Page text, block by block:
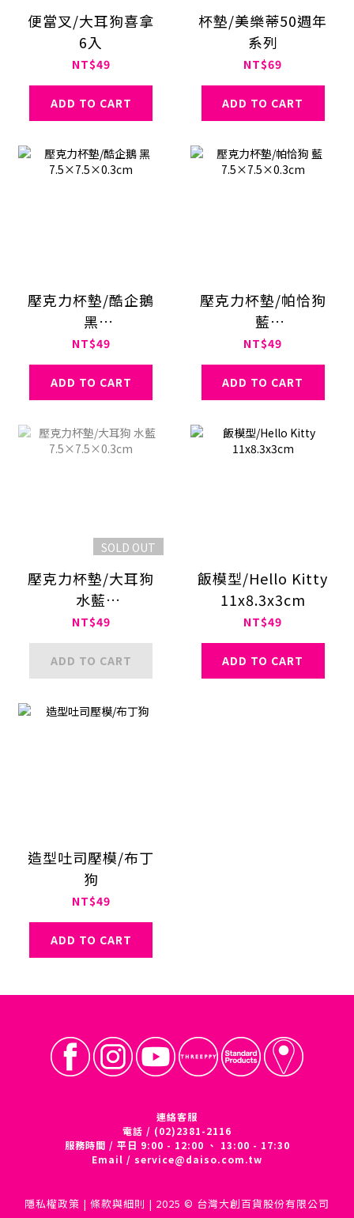
便當叉/大耳狗喜拿
6入
NT$49
ADD TO CART
杯墊/美樂蒂50週年
系列
NT$69
ADD TO CART
壓克力杯墊/酷企鵝
黑
7.5×7.5×0.3cm
NT$49
ADD TO CART
壓克力杯墊/帕恰狗
藍
7.5×7.5×0.3cm
NT$49
ADD TO CART
SOLD OUT
壓克力杯墊/大耳狗
水藍
7.5×7.5×0.3cm
NT$49
ADD TO CART
飯模型/Hello Kitty
11x8.3x3cm
NT$49
ADD TO CART
造型吐司壓模/布丁
狗
NT$49
ADD TO CART
連絡客服
電話 / (02)2381-2116
服務時間 / 平日 9:00 - 12:00 、 13:00 - 17:30
Email / service@daiso.com.tw
隱私權政策 | 條款與細則 | 2025 © 台灣大創百貨股份有限公司